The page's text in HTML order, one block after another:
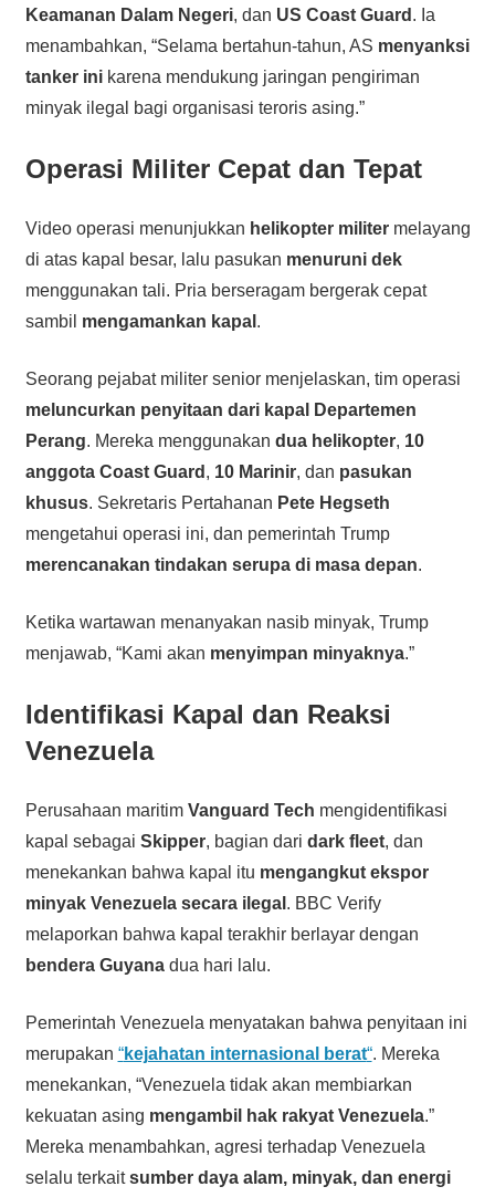
Keamanan Dalam Negeri, dan US Coast Guard . Ia
menambahkan, “Selama bertahun-tahun, AS menyanksi
tanker inikarena mendukung jaringan pengiriman
minyak ilegal bagi organisasi teroris asing.”
Operasi Militer Cepat dan Tepat
Video operasi menunjukkan helikopter militermelayang
di atas kapal besar, lalu pasukan menuruni dek
menggunakan tali. Pria berseragam bergerak cepat
sambil mengamankan kapal .
Seorang pejabat militer senior menjelaskan, tim operasi
meluncurkan penyitaan dari kapal Departemen
Perang. Mereka menggunakan dua helikopter, 10
anggota Coast Guard , 10 Marinir, dan pasukan
khusus. Sekretaris Pertahanan Pete Hegseth
mengetahui operasi ini, dan pemerintah Trump
merencanakan tindakan serupa di masa depan.
Ketika wartawan menanyakan nasib minyak, Trump
menjawab, “Kami akan menyimpan minyaknya.”
Identifikasi Kapal dan Reaksi
Venezuela
Perusahaan maritim Vanguard Tech mengidentifikasi
kapal sebagai Skipper, bagian dari dark fleet, dan
menekankan bahwa kapal itu mengangkut ekspor
minyak Venezuela secara ilegal . BBC Verify
melaporkan bahwa kapal terakhir berlayar dengan
bendera Guyanadua hari lalu.
Pemerintah Venezuela menyatakan bahwa penyitaan ini
merupakan “kejahatan internasional berat“. Mereka
menekankan, “Venezuela tidak akan membiarkan
kekuatan asing mengambil hak rakyat Venezuela.”
Mereka menambahkan, agresi terhadap Venezuela
selalu terkaitsumber daya alam, minyak, dan energi